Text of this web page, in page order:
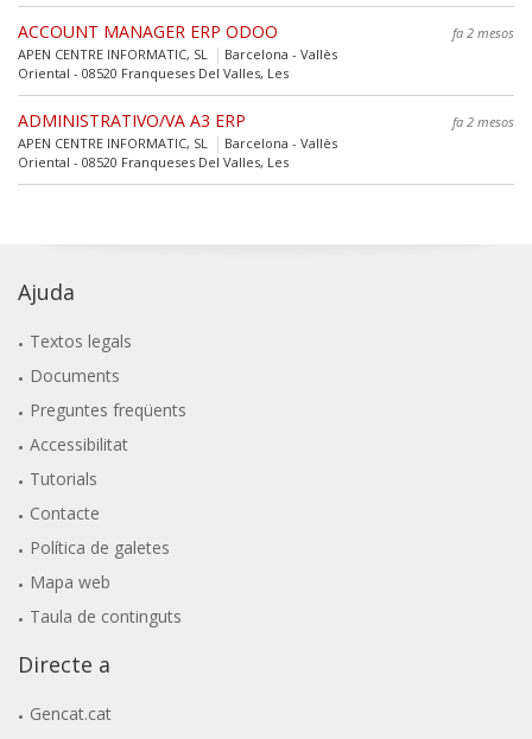
ACCOUNT MANAGER ERP ODOO
fa 2 mesos
APEN CENTRE INFORMATIC, SL
Barcelona - Vallès
Oriental - 08520 Franqueses Del Valles, Les
ADMINISTRATIVO/VA A3 ERP
fa 2 mesos
APEN CENTRE INFORMATIC, SL
Barcelona - Vallès
Oriental - 08520 Franqueses Del Valles, Les
Ajuda
Textos legals
Documents
Preguntes freqüents
Accessibilitat
Tutorials
Contacte
Política de galetes
Mapa web
Taula de continguts
Directe a
Gencat.cat